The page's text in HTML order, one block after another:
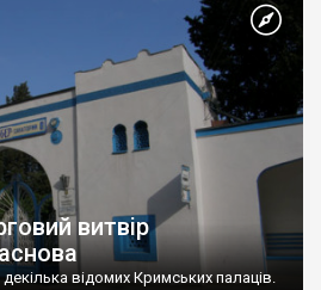
витвір
відомих Кримських палаців.